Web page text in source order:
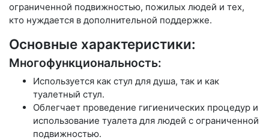
ограниченной подвижностью, пожилых людей и тех,
кто нуждается в дополнительной поддержке.
Основные характеристики:
Многофункциональность:
Используется как стул для душа, так и как
туалетный стул.
Облегчает проведение гигиенических процедур и
использование туалета для людей с ограниченной
подвижностью.